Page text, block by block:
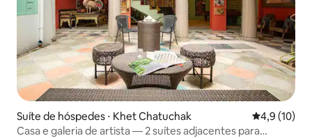
Suíte de hóspedes ⋅ Khet Chatuchak 4,9 de uma
4,9 (10)
Casa e galeria de artista — 2 suítes adjacentes para